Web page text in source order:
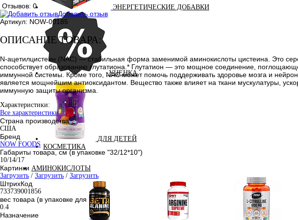
ЭНЕРГЕТИЧЕСКИЕ ДОБАВКИ
УЦЕНКА
ДЛЯ ДЕТЕЙ
КОСМЕТИКА
АМИНОКИСЛОТЫ
Отзывов: 0
Добавить отзыв
Артикул: NOW-00185
ОПИСАНИЕ ТОВАРА:
N-ацетилцистеин (NAC) — стабильная форма заменимой аминокислоты цистеина. Это
способствует образованию глутатиона.* Глутатион — это мощное соединение,
иммунной системы. Кроме того, NAC может помочь поддерживать здоровье мозга и
является мощнейшим антиоксидантом. Вещество также влияет на ткани мускулатуры,
иммунную защиты организма.
Характеристики:
Все характеристики
Страна производства
США
Бренд
NOW FOODS
Габариты товара, см (в упаковке "32/12*10")
10/14/17
Картинки
Загрузить / Загрузить / Загрузить
ШтрихКод
733739001856
вес товара (в упаковке для ТК), кг
0.4
Назначение